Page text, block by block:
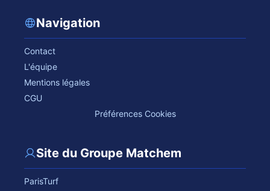
Navigation
Contact
L'équipe
Mentions légales
CGU
Préférences Cookies
Site du Groupe Matchem
ParisTurf